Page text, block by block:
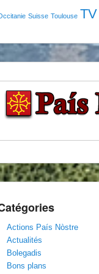
Suisse Toulouse TV
Actions País Nòstre
Actualités
Bolegadis
Bons plans